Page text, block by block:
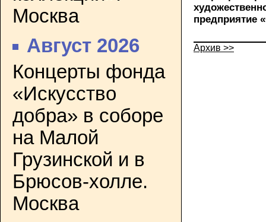
Москва
Август 2026
Концерты фонда
«Искусство
добра» в соборе
на Малой
Грузинской и в
Брюсов-холле.
Москва
предприятие
Архив >>